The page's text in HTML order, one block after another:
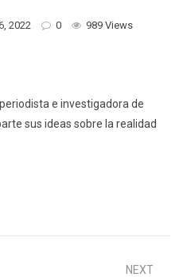
2022 0 989 Views
e investigadora de
sus ideas sobre la realidad
NEXT